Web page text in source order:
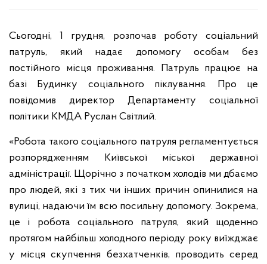
Сьогодні, 1 грудня, розпочав роботу соціальний
патруль, який надає допомогу особам без
постійного місця проживання. Патруль працює на
базі Будинку соціального піклування. Про це
повідомив директор Департаменту соціальної
політики КМДА Руслан Світлий.
«Робота такого соціального патруля регламентується
розпорядженням Київської міської державної
адміністрації. Щорічно з початком холодів ми дбаємо
про людей, які з тих чи інших причин опинилися на
вулиці, надаючи їм всю посильну допомогу. Зокрема,
це і робота соціального патруля, який щоденно
протягом найбільш холодного періоду року виїжджає
у місця скупчення безхатченків, проводить серед